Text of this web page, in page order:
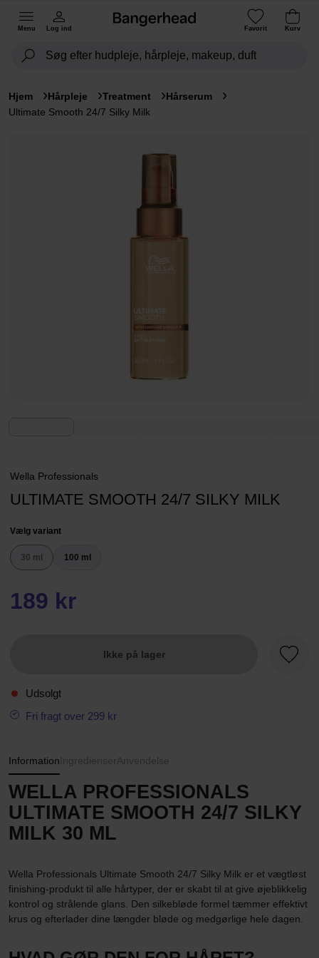
Menu Log ind Favorit Kurv
Hjem Hårpleje Treatment
Hårserum
Ultimate Smooth 24/7 Silky Milk
Wella Professionals
ULTIMATE SMOOTH 24/7 SILKY MILK
Vælg variant
30 ml 100 ml
189 kr
Ikke på lager
Udsolgt
Fri fragt over 299 kr
Information Ingredienser Anvendelse
WELLA PROFESSIONALS
ULTIMATE SMOOTH 24/7 SILKY
MILK 30 ML
Wella Professionals Ultimate Smooth 24/7 Silky Milk er et vægtløst
finishing-produkt til alle hårtyper, der er skabt til at give øjeblikkelig
kontrol og strålende glans. Den silkebløde formel tæmmer effektivt
krus og efterlader dine længder bløde og medgørlige hele dagen.